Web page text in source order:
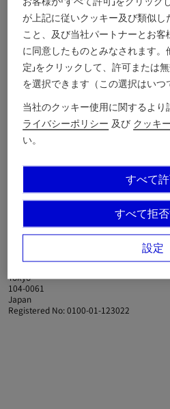
ストーリー
バーバリーサービス
カスタマーサポート
バーバリーについて
法的事項＆クッキー
言語日本語
配送先日本 (¥)
If you are using a screen-reader and are
using this website, please call0066-33-
Burberry Japan K.K.
Chuo-ku
Tokyo
104-0061
Japan
Registered No: 0100-01-123022
が上記に従いクッキー及び類似
こと、及び当社パートナーとお客
に同意したものとみなされます。
定」をクリックして、許可または
を選択できます（この選択はいつ
当社のクッキー使用に関するよ
ライバシーポリシー 及び クッキ
い。
設定
すべて拒
すべて